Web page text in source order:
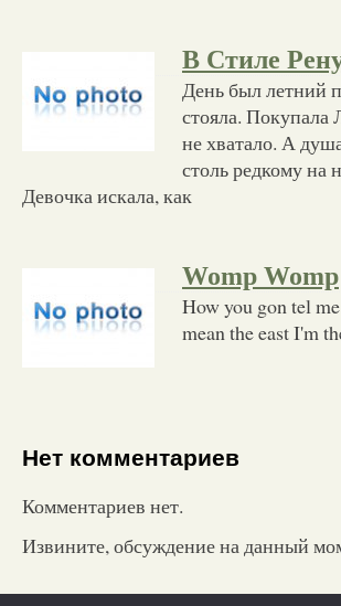
В Стиле
День был летний
стояла. Покупала
не хватало. А
столь редкому на
Девочка искала, как
Womp Womp
How you gon tel
mean the east I'm
Нет комментариев
Комментариев нет.
Извините, обсуждение на данный